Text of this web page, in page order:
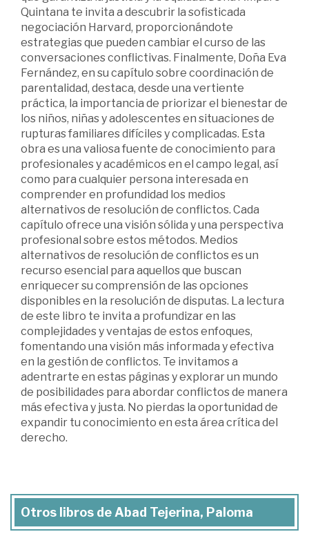
Quintana te invita a descubrir la sofisticada
negociación Harvard, proporcionándote
estrategias que pueden cambiar el curso de las
conversaciones conflictivas. Finalmente, Doña Eva
Fernández, en su capítulo sobre coordinación de
parentalidad, destaca, desde una vertiente
práctica, la importancia de priorizar el bienestar de
los niños, niñas y adolescentes en situaciones de
rupturas familiares difíciles y complicadas. Esta
obra es una valiosa fuente de conocimiento para
profesionales y académicos en el campo legal, así
como para cualquier persona interesada en
comprender en profundidad los medios
alternativos de resolución de conflictos. Cada
capítulo ofrece una visión sólida y una perspectiva
profesional sobre estos métodos. Medios
alternativos de resolución de conflictos es un
recurso esencial para aquellos que buscan
enriquecer su comprensión de las opciones
disponibles en la resolución de disputas. La lectura
de este libro te invita a profundizar en las
complejidades y ventajas de estos enfoques,
fomentando una visión más informada y efectiva
en la gestión de conflictos. Te invitamos a
adentrarte en estas páginas y explorar un mundo
de posibilidades para abordar conflictos de manera
más efectiva y justa. No pierdas la oportunidad de
expandir tu conocimiento en esta área crítica del
derecho.
Otros libros de Abad Tejerina, Paloma